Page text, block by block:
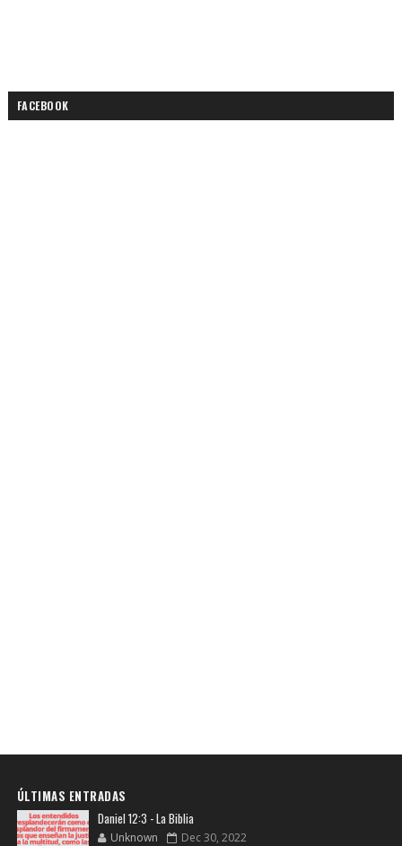
FACEBOOK
ÚLTIMAS ENTRADAS
Daniel 12:3 - La Biblia
Unknown Dec 30, 2022